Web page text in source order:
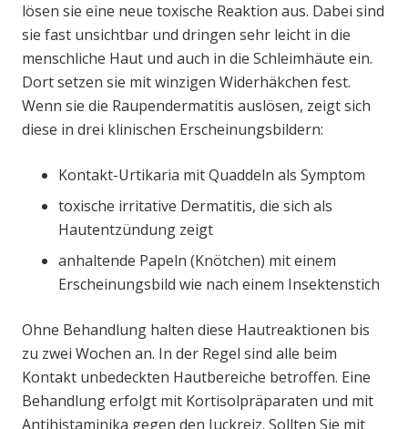
lösen sie eine neue toxische Reaktion aus. Dabei sind
sie fast unsichtbar und dringen sehr leicht in die
menschliche Haut und auch in die Schleimhäute ein.
Dort setzen sie mit winzigen Widerhäkchen fest.
Wenn sie die Raupendermatitis auslösen, zeigt sich
diese in drei klinischen Erscheinungsbildern:
Kontakt-Urtikaria mit Quaddeln als Symptom
toxische irritative Dermatitis, die sich als
Hautentzündung zeigt
anhaltende Papeln (Knötchen) mit einem
Erscheinungsbild wie nach einem Insektenstich
Ohne Behandlung halten diese Hautreaktionen bis
zu zwei Wochen an. In der Regel sind alle beim
Kontakt unbedeckten Hautbereiche betroffen. Eine
Behandlung erfolgt mit Kortisolpräparaten und mit
Antihistaminika gegen den Juckreiz. Sollten Sie mit